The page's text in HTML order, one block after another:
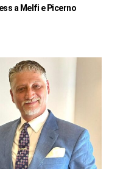
a Melfi e Picerno